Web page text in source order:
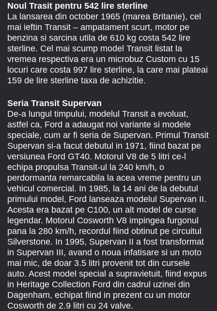
Noul Trasit pentru 542 lire sterline
La lansarea din october 1965 (marea Britanie), cel
mai ieftin Transit – ampatament scurt, motor pe
benzina si sarcina utila de 610 kg costa 542 lire
sterline. Cel mai scump model Transit listat la
vremea respectiva era un microbuz Custom cu 15
locuri care costa 997 lire sterline, la care mai plateai
159 de lire sterline taxa de achizitie.
Seria Transit Supervan
De-a lungul timpului, modelul Transit a evoluat,
astfel ca, Ford a adaugat noi variante si modele
speciale, cum ar fi seria de Supervan. Primul Transit
Supervan si-a facut debutul in 1971, fiind bazat pe
versiunea Ford GT40. Motorul V8 de 5 litri ce-l
echipa propulsa Transit-ul la 240 km/h, o
perdormanta remarcabila la acea vreme pentru un
vehicul comercial. In 1985, la 14 ani de la debutul
primului model, Ford lanseaza modelul Supervan II.
Acesta era bazat pe C100, un alt model de curse
legendar. Motorul Cosworth V8 impingea furgonul
pana la 280 km/h, recordul fiind obtinut pe circuitul
Silverstone. In 1995, Supervan II a fost transformat
in Supervan III, avand o noua infatisare si un moto
mai mic, de doar 3.5 litri provenit tot din cursele
auto. Acest model special a supravietuit, fiind expus
in Heritage Collection Ford din cadrul uzinei din
Dagenham, echipat fiind in prezent cu un motor
Cosworth de 2.9 litri cu 24 valve.